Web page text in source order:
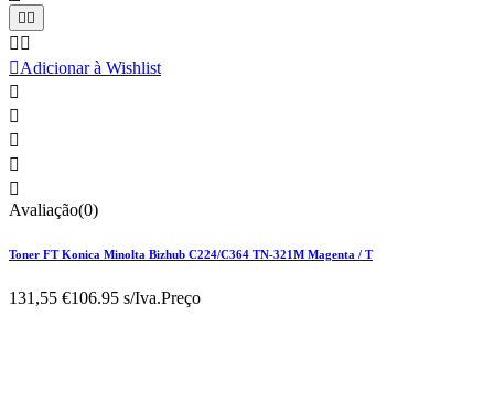
 
 
Adicionar à Wishlist





Avaliação(0)
Toner FT Konica Minolta Bizhub C224/C364 TN-321M Magenta / T
131,55 €106.95 s/Iva.Preço